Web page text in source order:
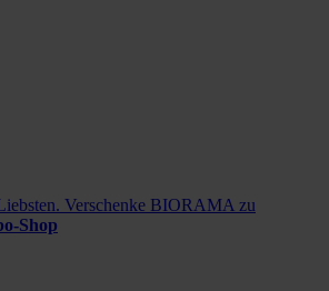
Verschenke BIORAMA zu
Shop